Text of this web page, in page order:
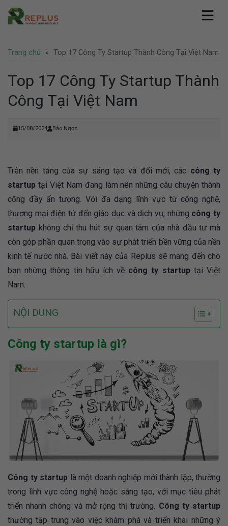
Skip
Giới thiệu
Văn phòng ảo
Văn phòng chia sẻ
Coworking Space
Thuê chỗ ngồi làm việc
Văn phòng trọn gói
Pháp lý
Thành lập công ty
Thành lập công ty nước ngoài
Bảo hộ thương hiệu
Tin tức
Doanh nghiệp
Địa điểm Thành Phố Hồ Chí Minh
Trang chủ » Top 17 Công Ty Startup Thành Công Tại Việt Nam
Top 17 Công Ty Startup Thành
Công Tại Việt Nam
15/08/2024 Bảo Ngọc
Trên nền tảng của sự sáng tạo và đổi mới, các công ty
startup tại Việt Nam đang làm nên những câu chuyện thành
công đầy ấn tượng. Với đa dạng lĩnh vực từ công nghệ,
thương mại điện tử đến giáo dục và dịch vụ, những công ty
startup không chỉ thu hút sự quan tâm của nhà đầu tư mà
còn góp phần quan trọng vào sự phát triển bền vững của nền
kinh tế nước nhà. Bài viết này của Replus sẽ mang đến cho
bạn những thông tin hữu ích về công ty startup tại Việt
Nam.
NỘI DUNG
Công ty startup là gì?
Công ty startup là một doanh nghiệp mới thành lập, thường
trong lĩnh vực công nghệ hoặc sáng tạo, với mục tiêu phát
triển nhanh chóng và mở rộng thị trường. Công ty startup
thường tập trung vào việc khám phá và triển khai những ý